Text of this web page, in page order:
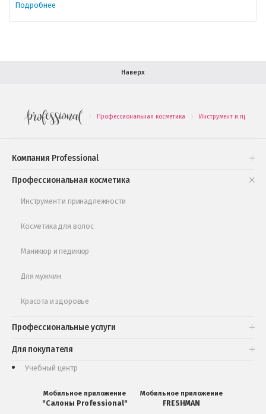
Подробнее
Наверх
. Профессиональная косметика . Инструмент и
Компания Professional
Форма обратной связи
Профессиональная косметика
Инструмент и принадлежности
Косметика для волос
Маникюр и педикюр
Для мужчин
Красота и здоровье
Профессиональные услуги
Для покупателя
Подарочные наборы
Обучающее видео
Учебный центр
Мобильное приложение
"Салоны Professional"
Мобильное приложение
FRESHMAN